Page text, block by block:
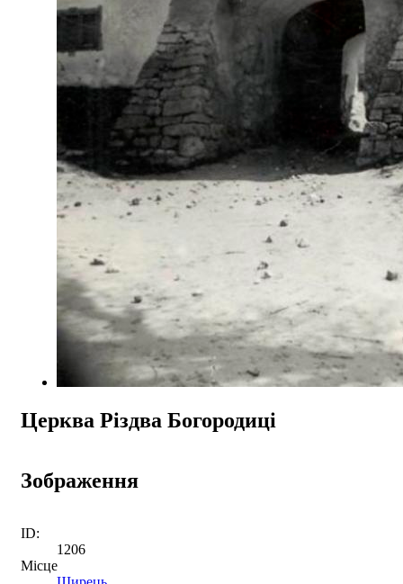
Церква Різдва Богородиці
Зображення
ID:
1206
Місце